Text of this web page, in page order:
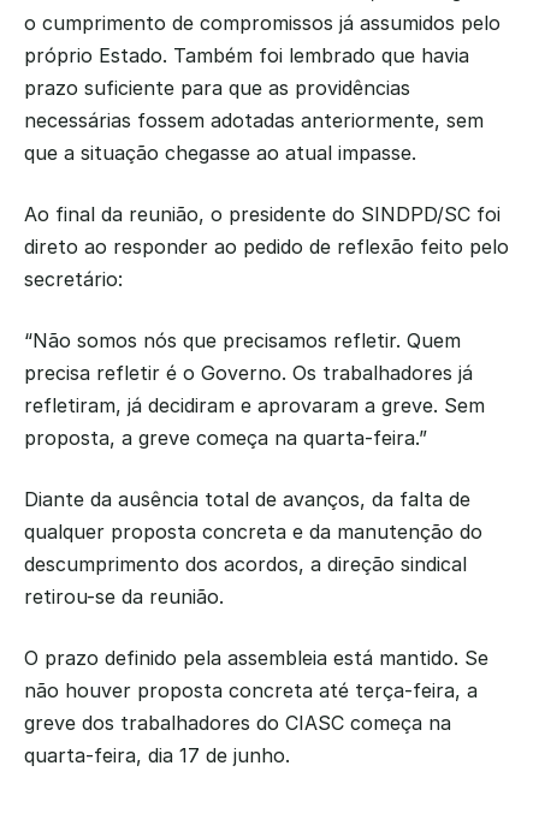
o cumprimento de compromissos já assumidos pelo
próprio Estado. Também foi lembrado que havia
prazo suficiente para que as providências
necessárias fossem adotadas anteriormente, sem
que a situação chegasse ao atual impasse.
Ao final da reunião, o presidente do SINDPD/SC foi
direto ao responder ao pedido de reflexão feito pelo
secretário:
“Não somos nós que precisamos refletir. Quem
precisa refletir é o Governo. Os trabalhadores já
refletiram, já decidiram e aprovaram a greve. Sem
proposta, a greve começa na quarta-feira.”
Diante da ausência total de avanços, da falta de
qualquer proposta concreta e da manutenção do
descumprimento dos acordos, a direção sindical
retirou-se da reunião.
O prazo definido pela assembleia está mantido. Se
não houver proposta concreta até terça-feira, a
greve dos trabalhadores do CIASC começa na
quarta-feira, dia 17 de junho.